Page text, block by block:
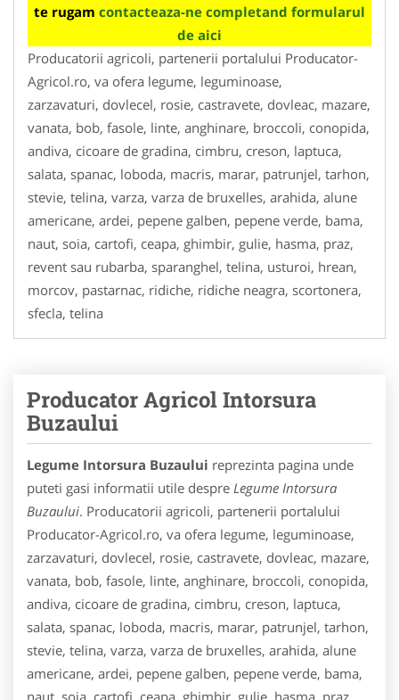
te rugam contacteaza-ne completand formularul
de aici
Producatorii agricoli, partenerii portalului Producator-
Agricol.ro, va ofera legume, leguminoase,
zarzavaturi, dovlecel, rosie, castravete, dovleac, mazare,
vanata, bob, fasole, linte, anghinare, broccoli, conopida,
andiva, cicoare de gradina, cimbru, creson, laptuca,
salata, spanac, loboda, macris, marar, patrunjel, tarhon,
stevie, telina, varza, varza de bruxelles, arahida, alune
americane, ardei, pepene galben, pepene verde, bama,
naut, soia, cartofi, ceapa, ghimbir, gulie, hasma, praz,
revent sau rubarba, sparanghel, telina, usturoi, hrean,
morcov, pastarnac, ridiche, ridiche neagra, scortonera,
sfecla, telina
Producator Agricol Intorsura
Buzaului
Legume Intorsura Buzaului reprezinta pagina unde
puteti gasi informatii utile despre Legume Intorsura
Buzaului. Producatorii agricoli, partenerii portalului
Producator-Agricol.ro, va ofera legume, leguminoase,
zarzavaturi, dovlecel, rosie, castravete, dovleac, mazare,
vanata, bob, fasole, linte, anghinare, broccoli, conopida,
andiva, cicoare de gradina, cimbru, creson, laptuca,
salata, spanac, loboda, macris, marar, patrunjel, tarhon,
stevie, telina, varza, varza de bruxelles, arahida, alune
americane, ardei, pepene galben, pepene verde, bama,
naut, soia, cartofi, ceapa, ghimbir, gulie, hasma, praz,